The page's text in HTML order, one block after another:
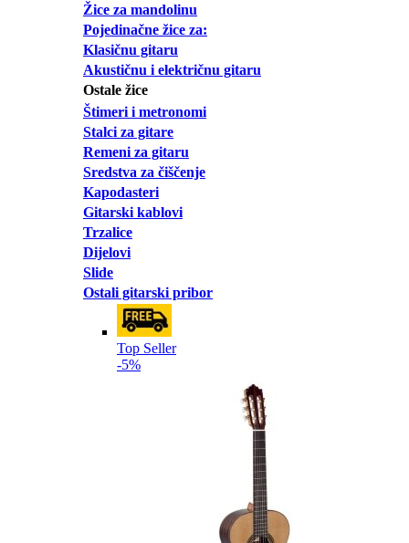
Žice za mandolinu
Pojedinačne žice za:
Klasičnu gitaru
Akustičnu i električnu gitaru
Ostale žice
Štimeri i metronomi
Stalci za gitare
Remeni za gitaru
Sredstva za čiščenje
Kapodasteri
Gitarski kablovi
Trzalice
Dijelovi
Slide
Ostali gitarski pribor
Top Seller
-5%